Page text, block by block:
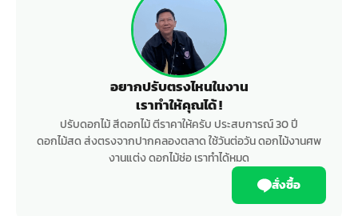
อยากปรับตรงไหนในงาน
เราทำให้คุณได้ !
ปรับดอกไม้ สีดอกไม้ ตีราคาให้ครับ ประสบการณ์ 30 ปี
ดอกไม้สด ส่งตรงจากปากคลองตลาด ใช้วันต่อวัน ดอกไม้งานศพ
งานแต่ง ดอกไม้ช่อ เราทำได้หมด
สั่งซื้อ